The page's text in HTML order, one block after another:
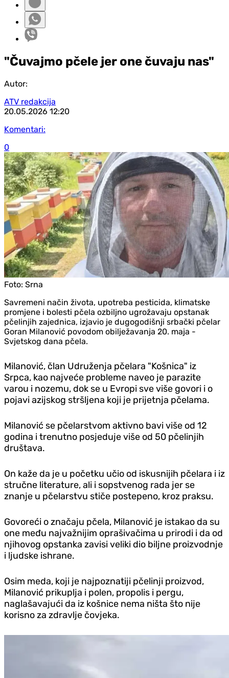
"Čuvajmo pčele jer one čuvaju nas"
Autor:
ATV redakcija
20.05.2026 12:20
Komentari:
0
Foto: Srna
Savremeni način života, upotreba pesticida, klimatske
promjene i bolesti pčela ozbiljno ugrožavaju opstanak
pčelinjih zajednica, izjavio je dugogodišnji srbački pčelar
Goran Milanović povodom obilježavanja 20. maja -
Svjetskog dana pčela.
Milanović, član Udruženja pčelara "Košnica" iz
Srpca, kao najveće probleme naveo je parazite
varou i nozemu, dok se u Evropi sve više govori i o
pojavi azijskog stršljena koji je prijetnja pčelama.
Milanović se pčelarstvom aktivno bavi više od 12
godina i trenutno posjeduje više od 50 pčelinjih
društava.
On kaže da je u početku učio od iskusnijih pčelara i iz
stručne literature, ali i sopstvenog rada jer se
znanje u pčelarstvu stiče postepeno, kroz praksu.
Govoreći o značaju pčela, Milanović je istakao da su
one među najvažnijim oprašivačima u prirodi i da od
njihovog opstanka zavisi veliki dio biljne proizvodnje
i ljudske ishrane.
Osim meda, koji je najpoznatiji pčelinji proizvod,
Milanović prikuplja i polen, propolis i pergu,
naglašavajući da iz košnice nema ništa što nije
korisno za zdravlje čovjeka.